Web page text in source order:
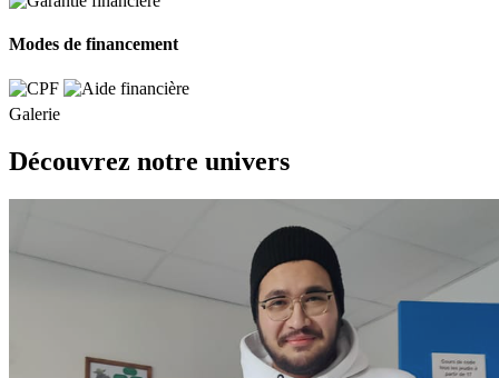
Modes de financement
Galerie
Découvrez notre univers